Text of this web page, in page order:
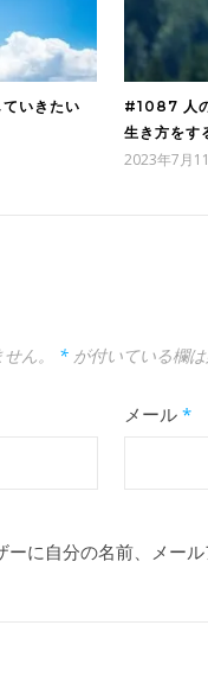
いきたい
#1087 人
生き方をす
2023年7月
ん。 * が付いている欄
メール*
に自分の名前、メール